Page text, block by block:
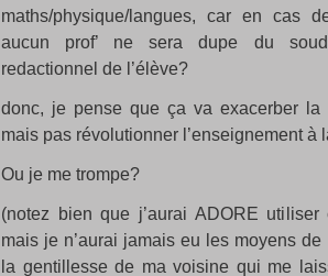
maths/physique/langues, car en cas
aucun prof’ ne sera dupe du
redactionnel de l’élève?
donc, je pense que ça va exacerber la
mais pas révolutionner l’enseignement à
Ou je me trompe?
(notez bien que j’aurai ADORE
mais je n’aurai jamais eu les moyens
la gentillesse de ma voisine qui me